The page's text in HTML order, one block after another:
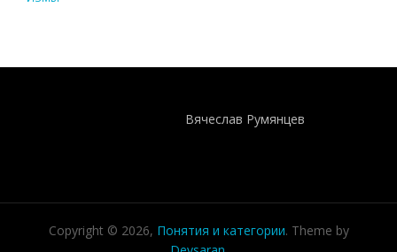
Вячеслав Румянцев
Copyright © 2026, Понятия и категории. Theme by